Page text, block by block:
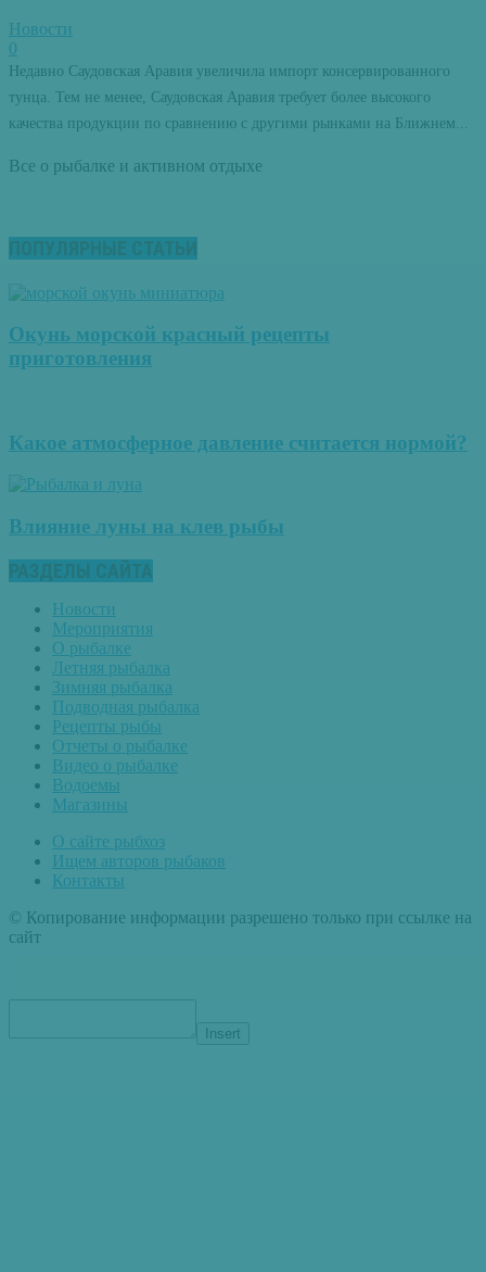
Новости
0
Недавно Саудовская Аравия увеличила импорт консервированного
тунца. Тем не менее, Саудовская Аравия требует более высокого
качества продукции по сравнению с другими рынками на Ближнем...
Все о рыбалке и активном отдыхе
ПОПУЛЯРНЫЕ СТАТЬИ
Окунь морской красный рецепты
приготовления
Какое атмосферное давление считается нормой?
Влияние луны на клев рыбы
РАЗДЕЛЫ САЙТА
Новости
Мероприятия
О рыбалке
Летняя рыбалка
Зимняя рыбалка
Подводная рыбалка
Рецепты рыбы
Отчеты о рыбалке
Видео о рыбалке
Водоемы
Магазины
О сайте рыбхоз
Ищем авторов рыбаков
Контакты
© Копирование информации разрешено только при ссылке на
сайт
Insert